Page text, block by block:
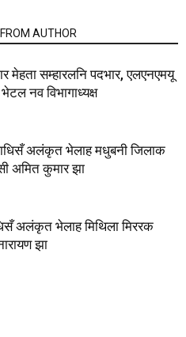
AUTHOR
मेहता सम्हारलनि पदभार, एलएनएमयू
नव विभागाध्यक्ष
अलंकृत भेलाह मधुबनी जिलाक
अमित कुमार झा
अलंकृत भेलाह मिथिला मिररक
झा